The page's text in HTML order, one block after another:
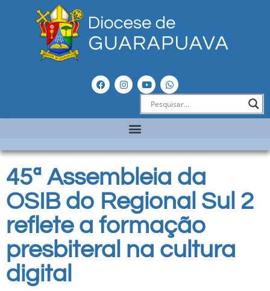
45ª Assembleia da
OSIB do Regional Sul 2
reflete a formação
presbiteral na cultura
digital